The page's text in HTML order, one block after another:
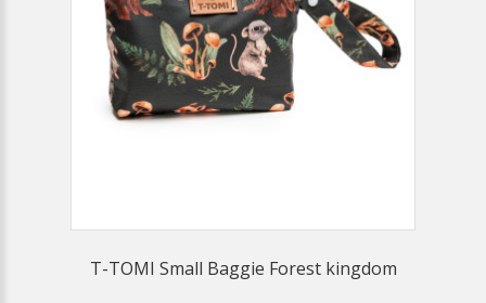
T-TOMI Small Baggie Forest kingdom